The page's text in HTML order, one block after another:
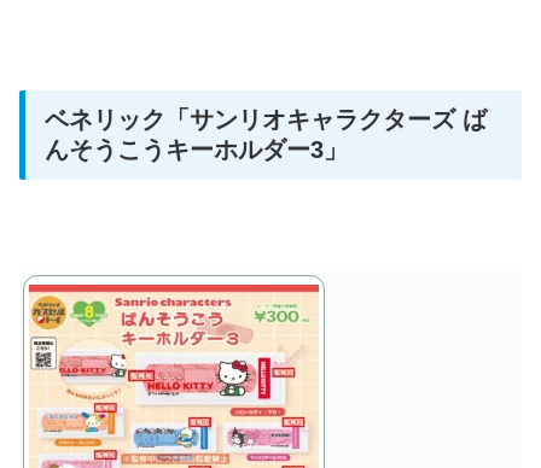
ベネリック 「サンリオキャラクターズ ば
んそうこうキーホルダー3」